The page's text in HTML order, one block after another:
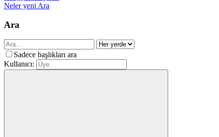
Neler yeni Ara
Ara
Sadece başlıkları ara
Kullanıcı: